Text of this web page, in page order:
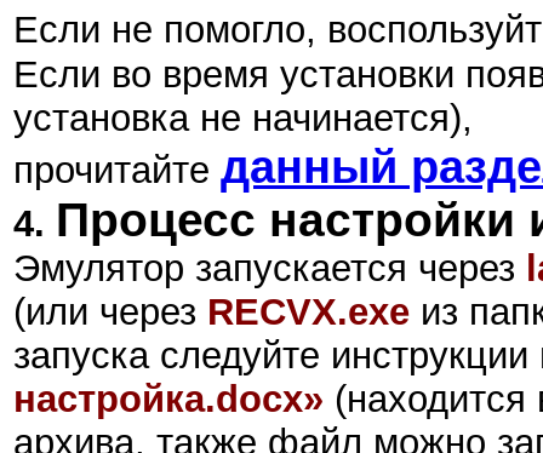
Если не помогло,
Если во время установки
установка не начинается),
прочитайте данный
4. Процесс настройки
Эмулятор запускается через
(или через RECVX.exe из
запуска следуйте
настройка.docx»
архива, также файл можно